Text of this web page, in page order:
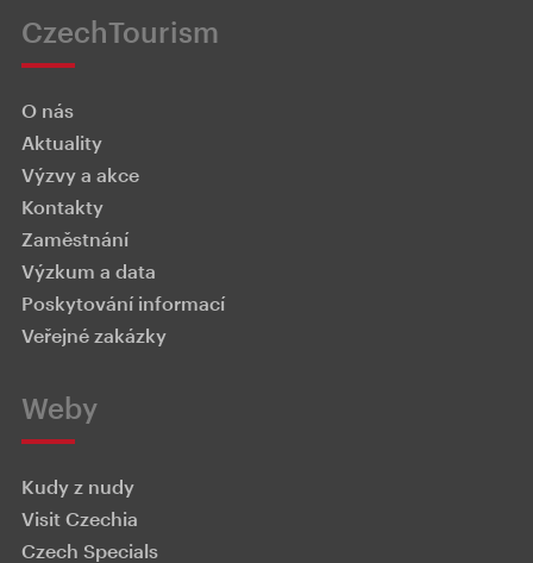
CzechTourism
O nás
Aktuality
Výzvy a akce
Kontakty
Zaměstnání
Výzkum a data
Poskytování informací
Veřejné zakázky
Weby
Kudy z nudy
Visit Czechia
Czech Specials